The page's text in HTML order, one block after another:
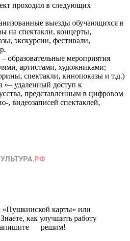
проходил в следующих
выезды обучающихся в
на спектакли, концерты,
экскурсии, фестивали,
образовательные мероприятия
артистами, художниками;
спектакли, кинопоказы и т.д.)
»– удаленный доступ к
представленным в цифровом
, видеозаписей спектаклей,
карты» или
как улучшить работу
— решим!